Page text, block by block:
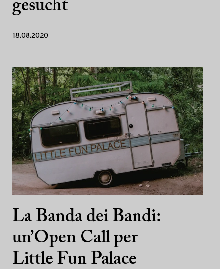
gesucht
18.08.2020
La Banda dei Bandi:
un’Open Call per
Little Fun Palace